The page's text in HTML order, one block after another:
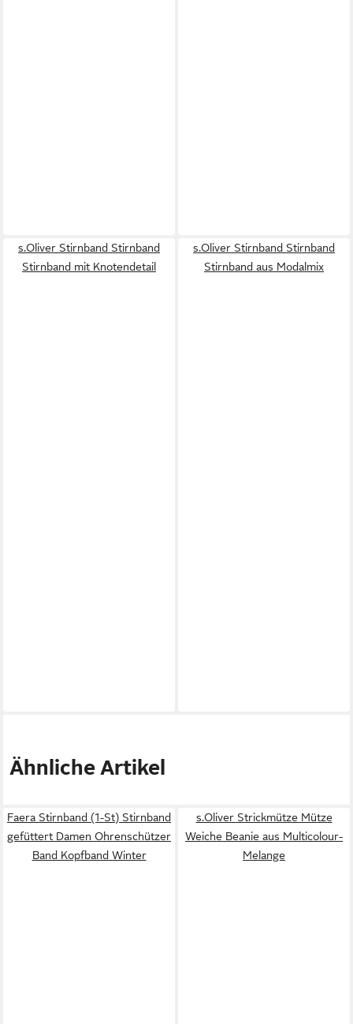
s.Oliver Stirnband Stirnband
Stirnband mit Knotendetail
s.Oliver Stirnband Stirnband
Stirnband aus Modalmix
Ähnliche Artikel
Faera Stirnband (1-St) Stirnband
gefüttert Damen Ohrenschützer
Band Kopfband Winter
s.Oliver Strickmütze Mütze
Weiche Beanie aus Multicolour-
Melange